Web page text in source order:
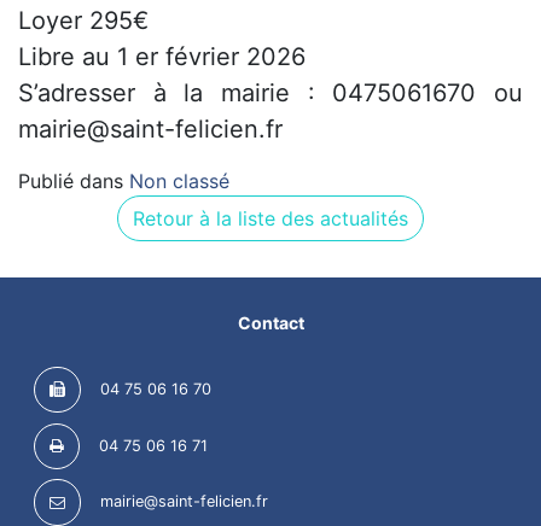
Loyer 295€
Libre au 1 er février 2026
S’adresser à la mairie : 0475061670 ou
mairie@saint-felicien.fr
Publié dans Non classé
Retour à la liste des actualités
Contact
04 75 06 16 70
04 75 06 16 71
mairie@saint-felicien.fr